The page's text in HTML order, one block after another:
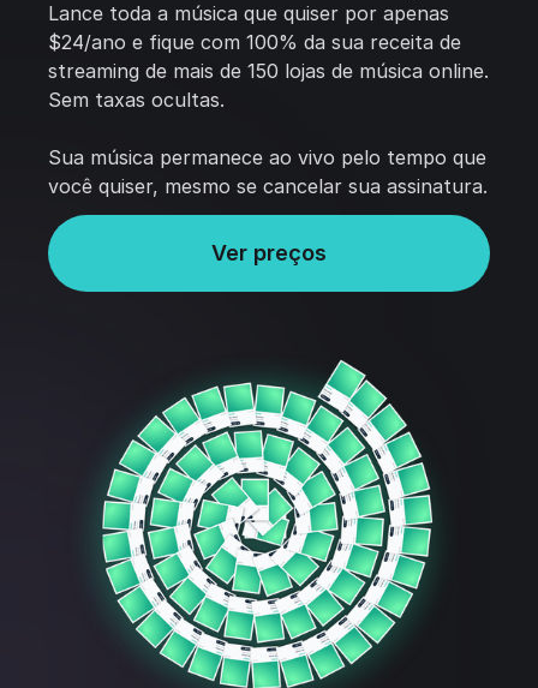
Lance toda a música que quiser por apenas
$24/ano e fique com 100% da sua receita de
streaming de mais de 150 lojas de música online.
Sem taxas ocultas.
Sua música permanece ao vivo pelo tempo que
você quiser, mesmo se cancelar sua assinatura.
Ver preços